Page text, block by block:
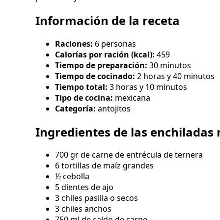
Información de la receta
Raciones: 6 personas
Calorías por ración (kcal): 459
Tiempo de preparación: 30 minutos
Tiempo de cocinado: 2 horas y 40 minutos
Tiempo total: 3 horas y 10 minutos
Tipo de cocina: mexicana
Categoría: antojitos
Ingredientes de las enchiladas
700 gr de carne de entrécula de ternera
6 tortillas de maíz grandes
½ cebolla
5 dientes de ajo
3 chiles pasilla o secos
3 chiles anchos